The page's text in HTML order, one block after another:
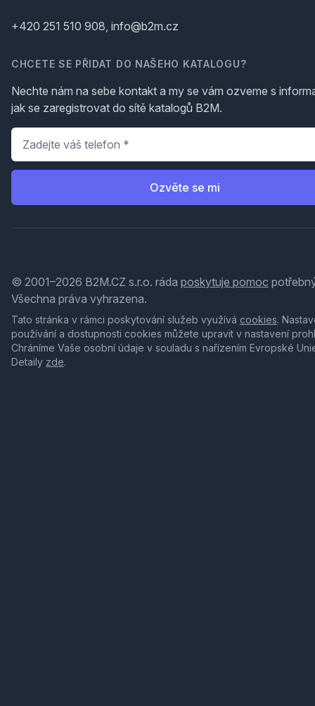
+420 251 510 908, info@b2m.cz
CHCETE SE PŘIDAT DO NAŠEHO KATALOGU?
Nechte nám na sebe kontakt a my se vám ozveme s
jak se zaregistrovat do sítě katalogů B2M.
Telefon
Ozvěte se mi
© 2001–2026 B2M.CZ s.r.o. ráda poskytuje pomoc
Všechna práva vyhrazena.
Tato stránka v rámci poskytování služeb využívá cookies.
používání a dostupnosti cookies můžete upravit v nastavení
Chráníme Vaše osobní údaje v souladu s nařízením Evropské
Detaily zde.